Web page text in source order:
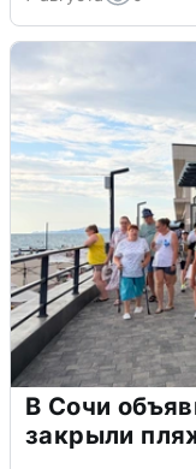
В Сочи
закрыли